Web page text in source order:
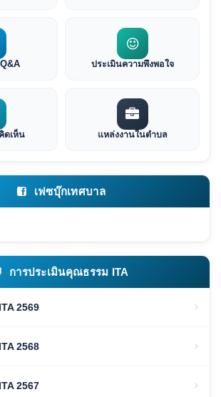
ประเมินความพึงพอใจ
ดเห็น แหล่งงานในตำบล
เฟซบุ๊กเทศบาล
การประเมินคุณธรรม ITA
2569
2568
2567